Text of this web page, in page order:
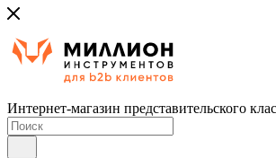
Интернет-магазин представительского